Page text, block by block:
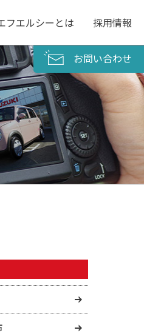
フエルシーとは 採用情報
お問い合わせ